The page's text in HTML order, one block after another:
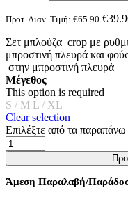
Προτ. Λιαν. Τιμή: €65.90 €
Σετ μπλούζα crop με
μπροστινή πλευρά και
στην μπροστινή πλευρά
Μέγεθος
This option is required
S / M L / XL
Clear selection
Επιλέξτε από τα παραπάνω
ΣΕΤ
TOP
ΚΑΙ
ΜΙΝΙ
Άμεση Παραλαβή/